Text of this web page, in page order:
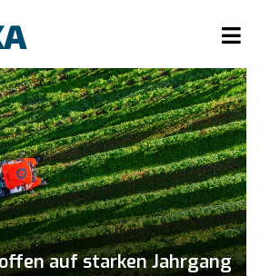
auf starken Jahrgang